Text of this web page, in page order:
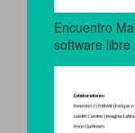
Encuentro
software libre